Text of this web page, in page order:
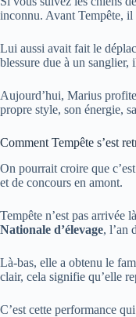
inconnu. Avant Tempête, il
Lui aussi avait fait le
blessure due à un
Aujourd’hui, Marius
propre style, son énergie,
Comment Tempête s’est
On pourrait croire que
et de concours en amont.
Tempête n’est pas arrivée
Nationale d’élevage, l’an
Là-bas, elle a obtenu le
clair, cela signifie qu’elle
C’est cette performance